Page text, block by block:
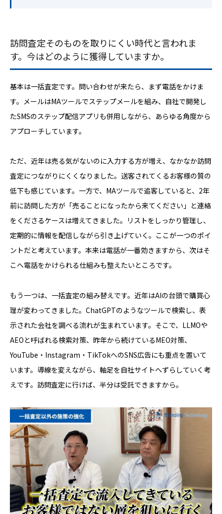
訪問査定そのものを取りにくい時代と言われま
す。今はどのように獲得していますか。
基本は一括査定です。問い合わせが来たら、まず電話をかけま
す。メールはMAツールでステップメールを組み、自社で開発し
たSMSのステップ配信アプリも併用しながら、あらゆる角度から
アプローチしています。
ただ、近年は売る気がないのに入力する方が増え、なかなか訪問
査定につながりにくくなりました。送客されてくるお客様の質の
低下も感じています。一方で、MAツールで追客していると、2年
前に訪問した方が「売ることになったから来てください」と連絡
をくださるケースは増えてきました。リストをしっかり管理し、
定期的に情報を配信しながら引き上げていく。ここが一つのポイ
ントだと考えています。本来は電話が一番効きますから、次はそ
こへ電話をかけられる仕組みも整えたいところです。
もう一つは、一括査定の組み替えです。近年はAIの台頭で購買心
理が変わってきました。ChatGPTのようなツールで検索し、表
示された会社を調べる流れが生まれています。そこで、LLMOや
AEOと呼ばれる検索対策、昨年から続けているMEO対策、
YouTube・Instagram・TikTokへのSNS広告にも重点を置いて
います。導線を変えながら、軸足を自社サイトへずらしていく考
えです。訪問査定に行けば、半分は受託できますから。